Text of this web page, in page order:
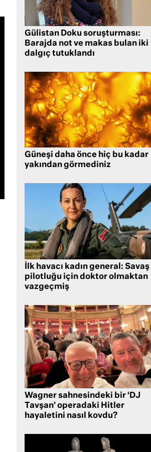
Gülistan Doku soruşturması:
Barajda not ve makas bulan iki
dalgıç tutuklandı
Güneşi daha önce hiç bu kadar
yakından görmediniz
İlk havacı kadın general: Savaş
pilotluğu için doktor olmaktan
vazgeçmiş
Wagner sahnesindeki bir ‘DJ
Tavşan’ operadaki Hitler
hayaletini nasıl kovdu?